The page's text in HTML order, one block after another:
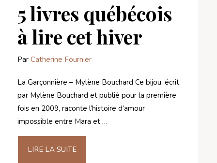
5 livres québécois
à lire cet hiver
Par Catherine Fournier
La Garçonnière – Mylène Bouchard Ce bijou, écrit
par Mylène Bouchard et publié pour la première
fois en 2009, raconte l’histoire d’amour
impossible entre Mara et …
LIRE LA SUITE